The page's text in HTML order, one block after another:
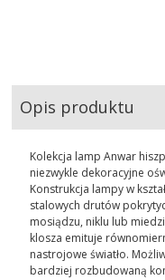
Opis produktu
Kolekcja lamp Anwar
niezwykle dekoracyjne
Konstrukcja lampy w
stalowych drutów
mosiądzu, niklu lub
klosza emituje
nastrojowe światło.
bardziej rozbudowaną